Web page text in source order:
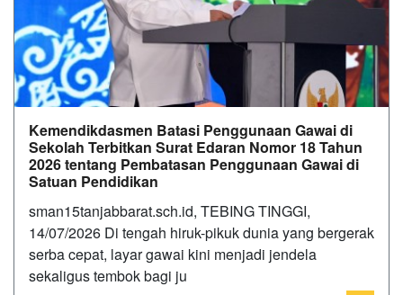
Kemendikdasmen Batasi Penggunaan Gawai di
Sekolah Terbitkan Surat Edaran Nomor 18 Tahun
2026 tentang Pembatasan Penggunaan Gawai di
Satuan Pendidikan
sman15tanjabbarat.sch.id, TEBING TINGGI,
14/07/2026 Di tengah hiruk-pikuk dunia yang bergerak
serba cepat, layar gawai kini menjadi jendela
sekaligus tembok bagi ju